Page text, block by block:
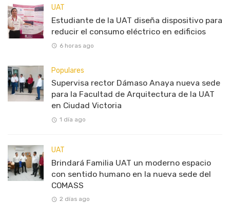
UAT
Estudiante de la UAT diseña dispositivo para
reducir el consumo eléctrico en edificios
6 horas ago
Populares
Supervisa rector Dámaso Anaya nueva sede
para la Facultad de Arquitectura de la UAT
en Ciudad Victoria
1 día ago
UAT
Brindará Familia UAT un moderno espacio
con sentido humano en la nueva sede del
COMASS
2 días ago